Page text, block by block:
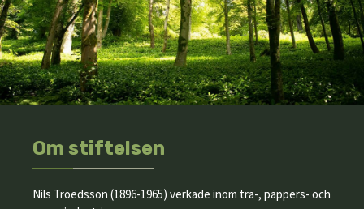
Om stiftelsen
Nils Troëdsson (1896-1965) verkade inom trä-, pappers- och